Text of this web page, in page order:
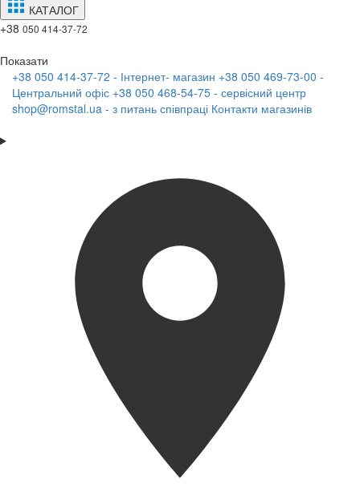
КАТАЛОГ
+38 050 414-37-72
Показати
+38 050 414-37-72 - Інтернет- магазин +38 050 469-73-00 -
Центральний офіс +38 050 468-54-75 - сервісний центр
shop@romstal.ua - з питань співпраці Контакти магазинів